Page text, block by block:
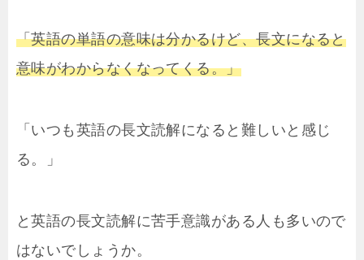
「英語の単語の意味は分かるけど、長文になると
意味がわからなくなってくる。」
「いつも英語の長文読解になると難しいと感じ
る。」
と英語の長文読解に苦手意識がある人も多いので
はないでしょうか。